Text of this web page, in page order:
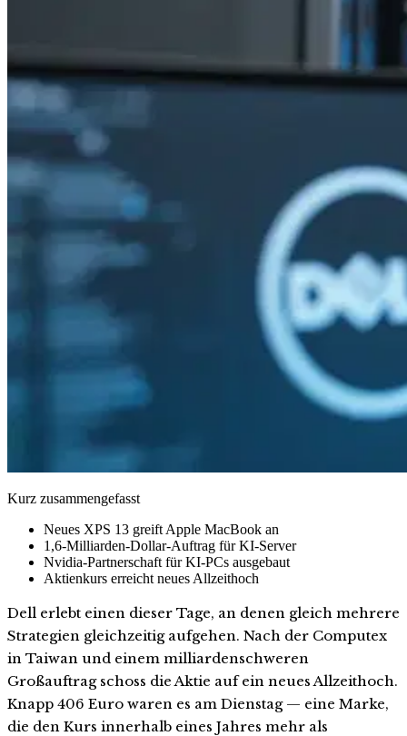
Kurz zusammengefasst
Neues XPS 13 greift Apple MacBook an
1,6-Milliarden-Dollar-Auftrag für KI-Server
Nvidia-Partnerschaft für KI-PCs ausgebaut
Aktienkurs erreicht neues Allzeithoch
Dell erlebt einen dieser Tage, an denen gleich mehrere
Strategien gleichzeitig aufgehen. Nach der Computex
in Taiwan und einem milliardenschweren
Großauftrag schoss die Aktie auf ein neues Allzeithoch.
Knapp 406 Euro waren es am Dienstag — eine Marke,
die den Kurs innerhalb eines Jahres mehr als